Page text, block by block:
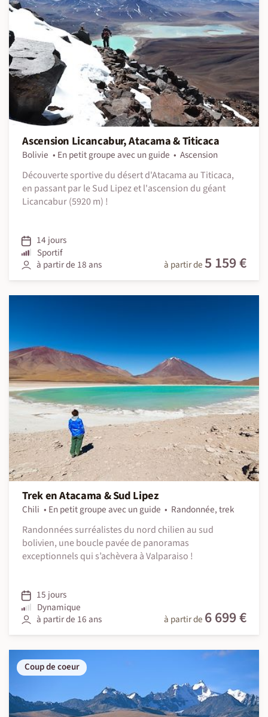
Ascension Licancabur, Atacama & Titicaca
Bolivie En petit groupe avec un guide
Ascension
Découverte sportive du désert d'Atacama au Titicaca,
en passant par le Sud Lipez et l'ascension du géant
Licancabur (5920 m) !
14 jours
Sportif
à partir de 18 ans
à partir de 5 159 €
Trek en Atacama & Sud Lipez
Chili En petit groupe avec un guide
Randonnée, trek
Randonnées surréalistes du nord chilien au sud
bolivien, une boucle pavée de panoramas
exceptionnels qui s’achèvera à Valparaiso !
15 jours
Dynamique
à partir de 16 ans
à partir de 6 699 €
Coup de coeur